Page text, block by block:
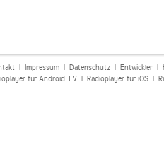
| Impressum| Datenschutz| Entwickler|
für Android TV| Radioplayer für iOS|